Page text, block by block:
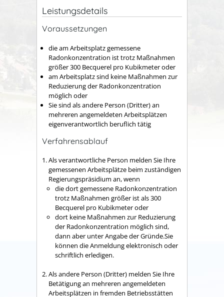
Leistungsdetails
Voraussetzungen
die am Arbeitsplatz gemessene
Radonkonzentration ist trotz Maßnahmen
größer 300 Becquerel pro Kubikmeter oder
am Arbeitsplatz sind keine Maßnahmen zur
Reduzierung der Radonkonzentration
möglich oder
Sie sind als andere Person (Dritter) an
mehreren angemeldeten Arbeitsplätzen
eigenverantwortlich beruflich tätig
Verfahrensablauf
Als verantwortliche Person melden Sie Ihre
gemessenen Arbeitsplätze beim zuständigen
Regierungspräsidium an, wenn
die dort gemessene Radonkonzentration
trotz Maßnahmen größer ist als 300
Becquerel pro Kubikmeter oder
dort keine Maßnahmen zur Reduzierung
der Radonkonzentration möglich sind,
dann aber unter Angabe der Gründe.Sie
können die Anmeldung elektronisch oder
schriftlich erledigen.
Als andere Person (Dritter) melden Sie Ihre
Betätigung an mehreren angemeldeten
Arbeitsplätzen in fremden Betriebsstätten